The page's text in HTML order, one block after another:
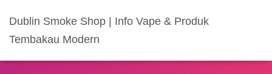
Dublin Smoke Shop | Info Vape & Produk
Tembakau Modern